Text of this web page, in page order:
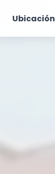
Ubicación